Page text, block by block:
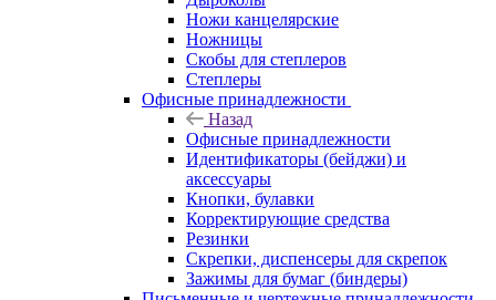
Ножи канцелярские
Ножницы
Скобы для степлеров
Степлеры
Офисные принадлежности
Назад
Офисные принадлежности
Идентификаторы (бейджи) и
аксессуары
Кнопки, булавки
Корректирующие средства
Резинки
Скрепки, диспенсеры для скрепок
Зажимы для бумаг (биндеры)